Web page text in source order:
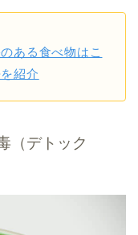
ある食べ物はこ
紹介
（デトック